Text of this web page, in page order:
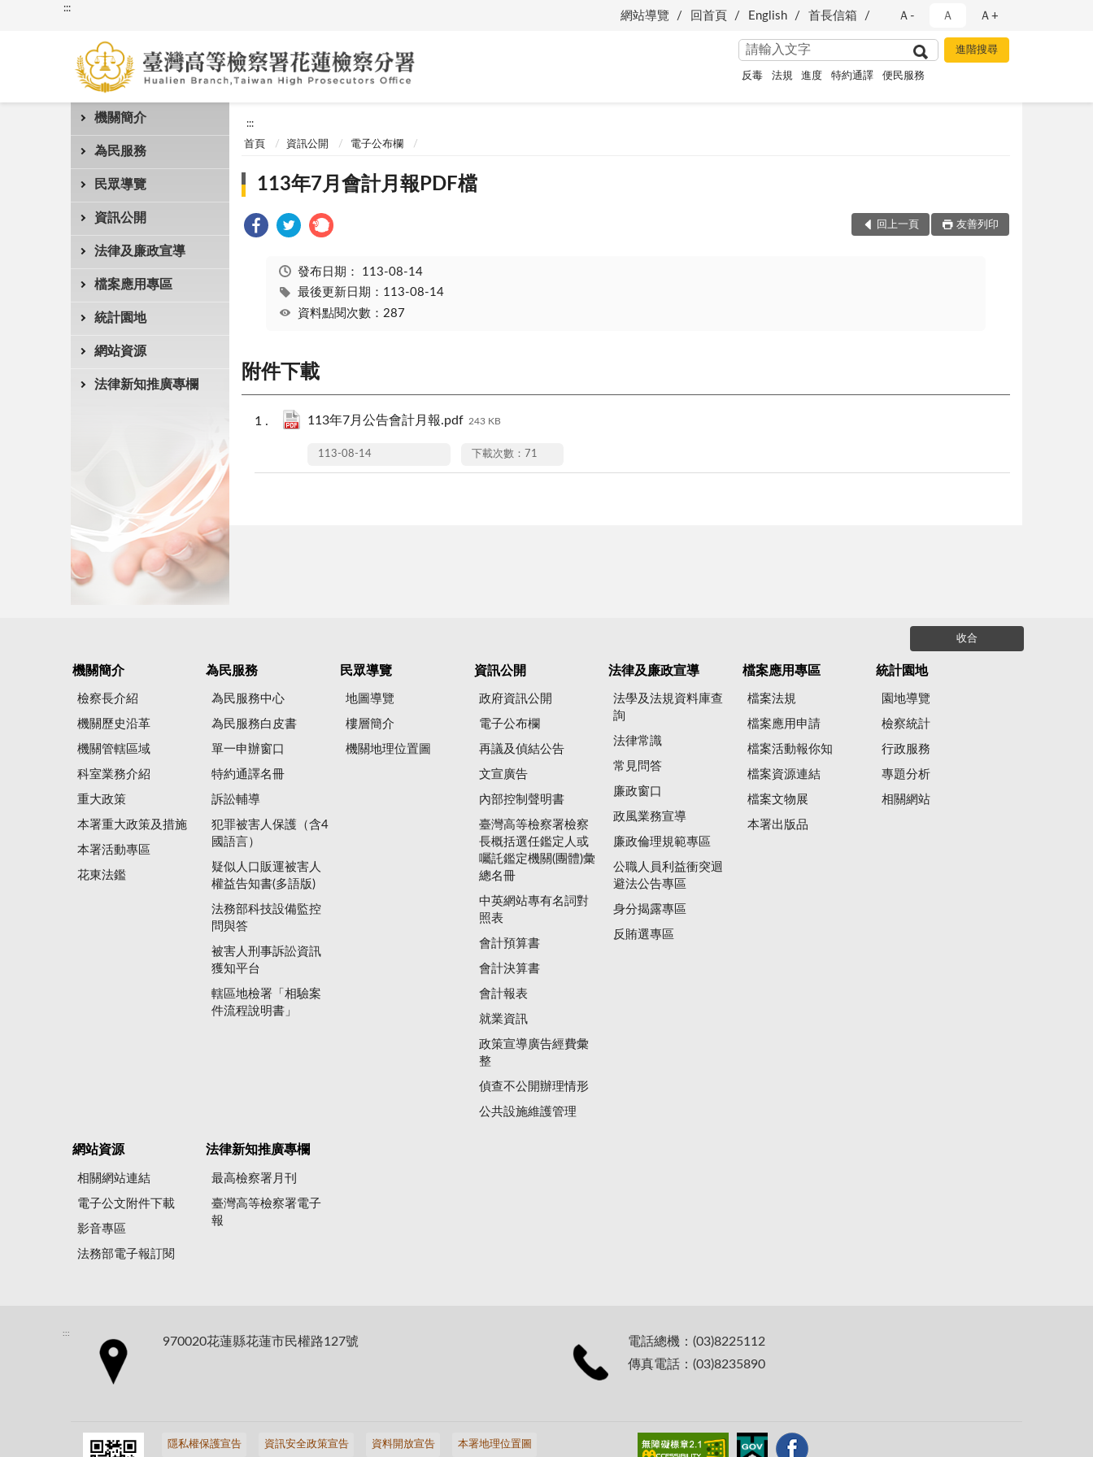
:::
網站導覽 回首頁 English 首長信箱 Ａ- Ａ Ａ+
反毒 法規 進度 特約通譯 便民服務
機關簡介
為民服務
民眾導覽
資訊公開
法律及廉政宣導
檔案應用專區
統計園地
網站資源
法律新知推廣專欄
:::
首頁 資訊公開 電子公布欄
113年7月會計月報PDF檔
回上一頁 友善列印
發布日期： 113-08-14
最後更新日期：113-08-14
資料點閱次數：287
附件下載
113年7月公告會計月報.pdf 243 KB
113-08-14 下載次數：71
收合
機關簡介
檢察長介紹
機關歷史沿革
機關管轄區域
科室業務介紹
重大政策
本署重大政策及措施
本署活動專區
花東法鑑
為民服務
為民服務中心
為民服務白皮書
單一申辦窗口
特約通譯名冊
訴訟輔導
犯罪被害人保護（含4
國語言）
疑似人口販運被害人
權益告知書(多語版)
法務部科技設備監控
問與答
被害人刑事訴訟資訊
獲知平台
轄區地檢署「相驗案
件流程說明書」
民眾導覽
地圖導覽
樓層簡介
機關地理位置圖
資訊公開
政府資訊公開
電子公布欄
再議及偵結公告
文宣廣告
內部控制聲明書
臺灣高等檢察署檢察
長概括選任鑑定人或
囑託鑑定機關(團體)彙
總名冊
中英網站專有名詞對
照表
會計預算書
會計決算書
會計報表
就業資訊
政策宣導廣告經費彙
整
偵查不公開辦理情形
公共設施維護管理
法律及廉政宣導
法學及法規資料庫查
詢
法律常識
常見問答
廉政窗口
政風業務宣導
廉政倫理規範專區
公職人員利益衝突迴
避法公告專區
身分揭露專區
反賄選專區
檔案應用專區
檔案法規
檔案應用申請
檔案活動報你知
檔案資源連結
檔案文物展
本署出版品
統計園地
園地導覽
檢察統計
行政服務
專題分析
相關網站
網站資源
相關網站連結
電子公文附件下載
影音專區
法務部電子報訂閱
法律新知推廣專欄
最高檢察署月刊
臺灣高等檢察署電子
報
:::
970020花蓮縣花蓮市民權路127號
電話總機：(03)8225112
傳真電話：(03)8235890
隱私權保護宣告 資訊安全政策宣告 資料開放宣告 本署地理位置圖